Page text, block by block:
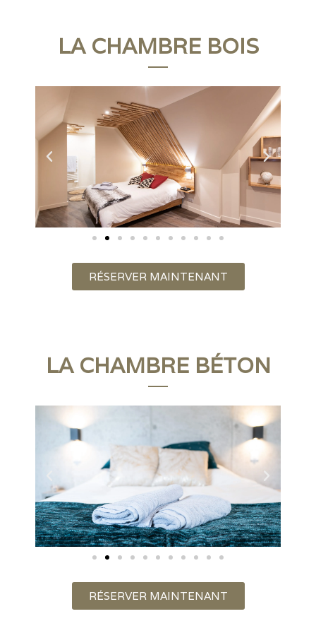
LA CHAMBRE BOIS
RÉSERVER MAINTENANT
LA CHAMBRE BÉTON
RÉSERVER MAINTENANT